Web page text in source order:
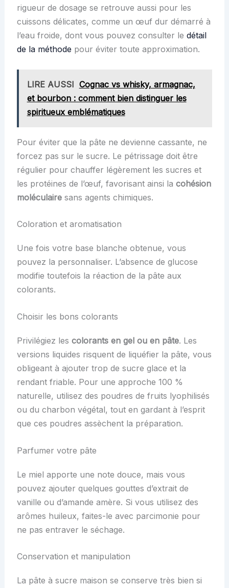
rigueur de dosage se retrouve aussi pour les
cuissons délicates, comme un œuf dur démarré à
l’eau froide, dont vous pouvez consulter le détail
de la méthode pour éviter toute approximation.
LIRE AUSSI Cognac vs whisky, armagnac,
et bourbon : comment bien distinguer les
spiritueux emblématiques
Pour éviter que la pâte ne devienne cassante, ne
forcez pas sur le sucre. Le pétrissage doit être
régulier pour chauffer légèrement les sucres et
les protéines de l’œuf, favorisant ainsi la cohésion
moléculairesans agents chimiques.
Coloration et aromatisation
Une fois votre base blanche obtenue, vous
pouvez la personnaliser. L’absence de glucose
modifie toutefois la réaction de la pâte aux
colorants.
Choisir les bons colorants
Privilégiez les colorants en gel ou en pâte. Les
versions liquides risquent de liquéfier la pâte, vous
obligeant à ajouter trop de sucre glace et la
rendant friable. Pour une approche 100 %
naturelle, utilisez des poudres de fruits lyophilisés
ou du charbon végétal, tout en gardant à l’esprit
que ces poudres assèchent la préparation.
Parfumer votre pâte
Le miel apporte une note douce, mais vous
pouvez ajouter quelques gouttes d’extrait de
vanille ou d’amande amère. Si vous utilisez des
arômes huileux, faites-le avec parcimonie pour
ne pas entraver le séchage.
Conservation et manipulation
La pâte à sucre maison se conserve très bien si